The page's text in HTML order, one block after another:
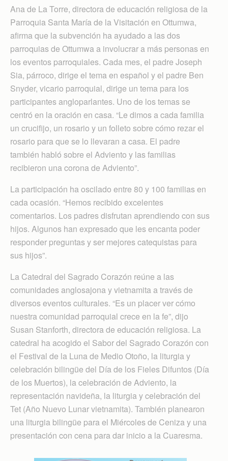
Ana de La Torre, directora de educación religiosa de la
Parroquia Santa María de la Visitación en Ottumwa,
afirma que la subvención ha ayudado a las dos
parroquias de Ottumwa a involucrar a más personas en
los eventos parroquiales. Cada mes, el padre Joseph
Sia, párroco, dirige el tema en español y el padre Ben
Snyder, vicario parroquial, dirige un tema para los
participantes angloparlantes. Uno de los temas se
centró en la oración en casa. “Le dimos a cada familia
un crucifijo, un rosario y un folleto sobre cómo rezar el
rosario para que se lo llevaran a casa. El padre
también habló sobre el Adviento y las familias
recibieron una corona de Adviento”.
La participación ha oscilado entre 80 y 100 familias en
cada ocasión. “Hemos recibido excelentes
comentarios. Los padres disfrutan aprendiendo con sus
hijos. Algunos han expresado que les encanta poder
responder preguntas y ser mejores catequistas para
sus hijos”.
La Catedral del Sagrado Corazón reúne a las
comunidades anglosajona y vietnamita a través de
diversos eventos culturales. “Es un placer ver cómo
nuestra comunidad parroquial crece en la fe”, dijo
Susan Stanforth, directora de educación religiosa. La
catedral ha acogido el Sabor del Sagrado Corazón con
el Festival de la Luna de Medio Otoño, la liturgia y
celebración bilingüe del Día de los Fieles Difuntos (Día
de los Muertos), la celebración de Adviento, la
representación navideña, la liturgia y celebración del
Tet (Año Nuevo Lunar vietnamita). También planearon
una liturgia bilingüe para el Miércoles de Ceniza y una
presentación con cena para dar inicio a la Cuaresma.